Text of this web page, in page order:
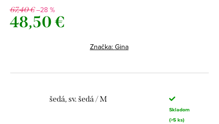
67,40 €–28 %
48,50 €
Značka: Gina
šedá, sv. šedá / M
Skladom
(>5 ks)